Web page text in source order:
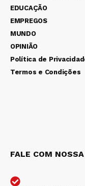
EDUCAÇÃO
EMPREGOS
MUNDO
OPINIÃO
Política de
Termos e Condições
FALE COM